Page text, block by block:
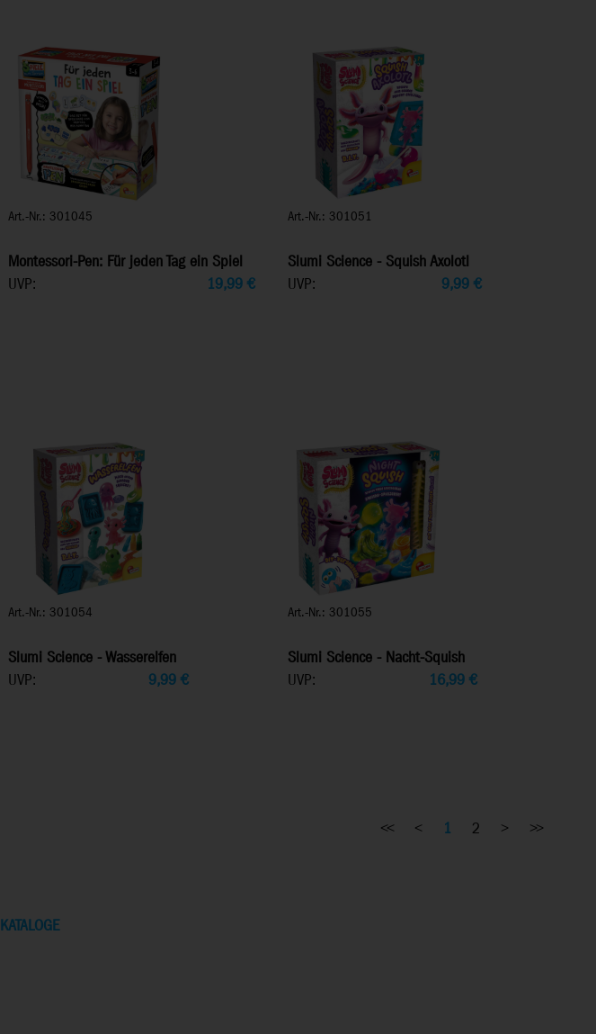
Art.-Nr.: 301045
Montessori-Pen: Für jeden Tag ein Spiel
UVP:
19,99 €
Art.-Nr.: 301051
Slumi Science - Squish Axolotl
UVP:
9,99€
Art.-Nr.: 301054
Slumi Science - Wasserelfen
UVP:
9,99 €
Art.-Nr.: 301055
Slumi Science - Nacht-Squish
UVP:
16,99€
<< < 1 2 > >>
KATALOGE